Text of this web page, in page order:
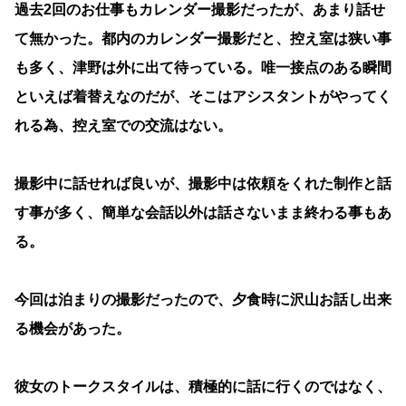
過去2回のお仕事もカレンダー撮影だったが、あまり話せ
て無かった。都内のカレンダー撮影だと、控え室は狭い事
も多く、津野は外に出て待っている。唯一接点のある瞬間
といえば着替えなのだが、そこはアシスタントがやってく
れる為、控え室での交流はない。
撮影中に話せれば良いが、撮影中は依頼をくれた制作と話
す事が多く、簡単な会話以外は話さないまま終わる事もあ
る。
今回は泊まりの撮影だったので、夕食時に沢山お話し出来
る機会があった。
彼女のトークスタイルは、積極的に話に行くのではなく、